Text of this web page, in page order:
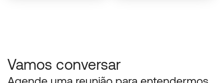
Vamos conversar